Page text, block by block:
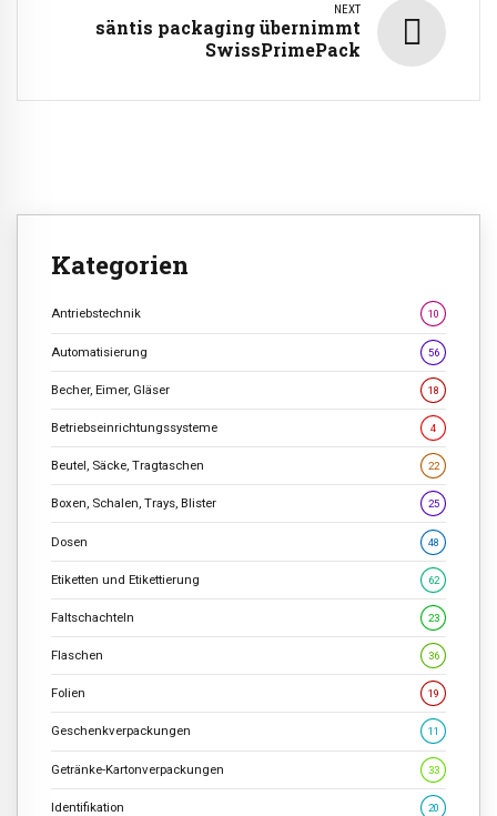
NEXT
säntis packaging übernimmt
SwissPrimePack
Kategorien
Antriebstechnik 10
Automatisierung 56
Becher, Eimer, Gläser 18
Betriebseinrichtungssysteme 4
Beutel, Säcke, Tragtaschen 22
Boxen, Schalen, Trays, Blister 25
Dosen 48
Etiketten und Etikettierung 62
Faltschachteln 23
Flaschen 36
Folien 19
Geschenkverpackungen 11
Getränke-Kartonverpackungen 33
Identifikation 20